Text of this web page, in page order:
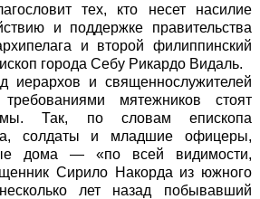
тех, кто несет насилие
и поддержке правительства
и второй филиппинский
города Себу Рикардо Видаль.
и священнослужителей
мятежников стоят
Так, по словам епископа
солдаты и младшие офицеры,
дома — «по всей видимости,
Сирило Накорда из южного
лет назад побывавший